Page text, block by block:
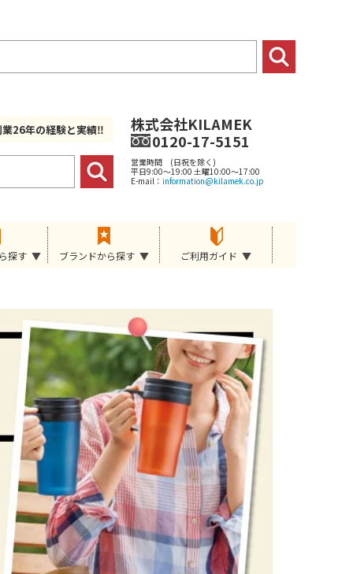
26年の経験と実績‼
株式会社KILAMEK
0120-17-5151
営業時間 (日祝を除く)
平日9:00～19:00 土曜10:00～17:00
E-mail： information@kilamek.co.jp
探す ブランドから探す ご利用ガイド